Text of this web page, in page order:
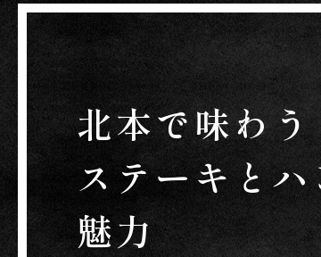
北本で味わう
ステーキと
魅力